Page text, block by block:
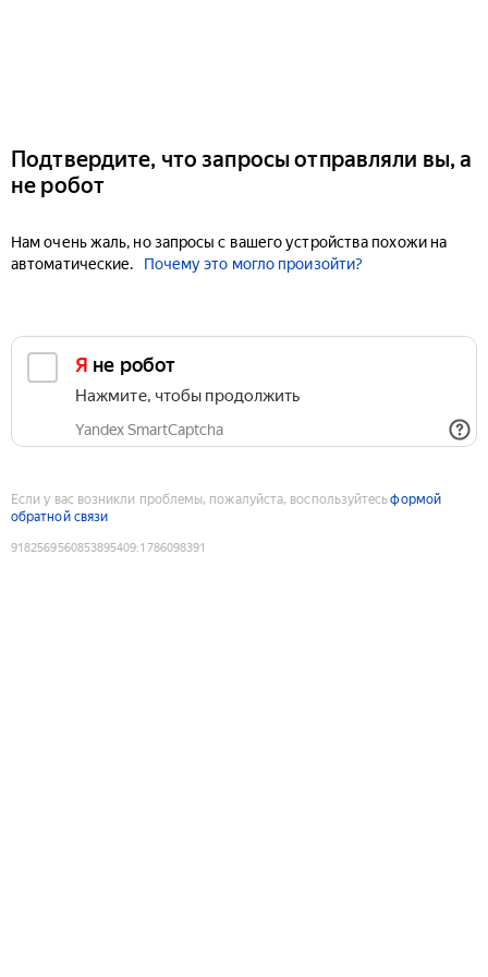
Подтвердите, что запросы отправляли вы, а
не робот
Нам очень жаль, но запросы с вашего устройства похожи на
автоматические.
Почему это могло произойти?
Я не робот
Нажмите, чтобы продолжить
Yandex SmartCaptcha
Если у вас возникли проблемы, пожалуйста, воспользуйтесьформой
обратной связи
9182569560853895409:1786098391